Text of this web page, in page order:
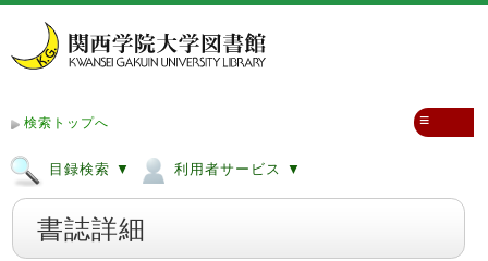
検索トップへ
目録検索 ▼ 利用者サービス ▼
≡
書誌詳細